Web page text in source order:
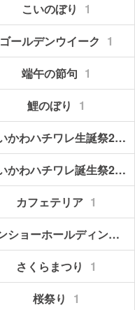
こいのぼり
1
ゴールデンウイーク 1
端午の節句 1
鯉のぼり
1
ちいかわハチワレ生誕祭2026
ちいかわハチワレ誕生祭2026
カフェテリア 1
ゼンショーホールディングス
さくらまつり
1
桜祭り
1